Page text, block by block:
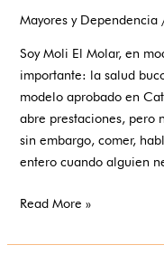
Mayores y Dependencia
Soy Moli El Molar, en
importante: la salud
modelo aprobado en
abre prestaciones, pero
sin embargo, comer,
entero cuando alguien
dependencia:
encaja
Read More »